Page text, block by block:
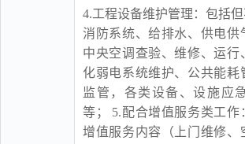
4.工程设备维护管理：包括但
消防系统、给排水、供电供
中央空调查验、维修、运行
化弱电系统维护、公共能耗
监管，各类设备、设施应
等； 5.配合增值服务类工作
增值服务内容（上门维修、